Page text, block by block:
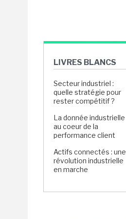
LIVRES BLANCS
Secteur industriel :
quelle stratégie pour
rester compétitif ?
La donnée industrielle
au coeur de la
performance client
Actifs connectés : une
révolution industrielle
en marche